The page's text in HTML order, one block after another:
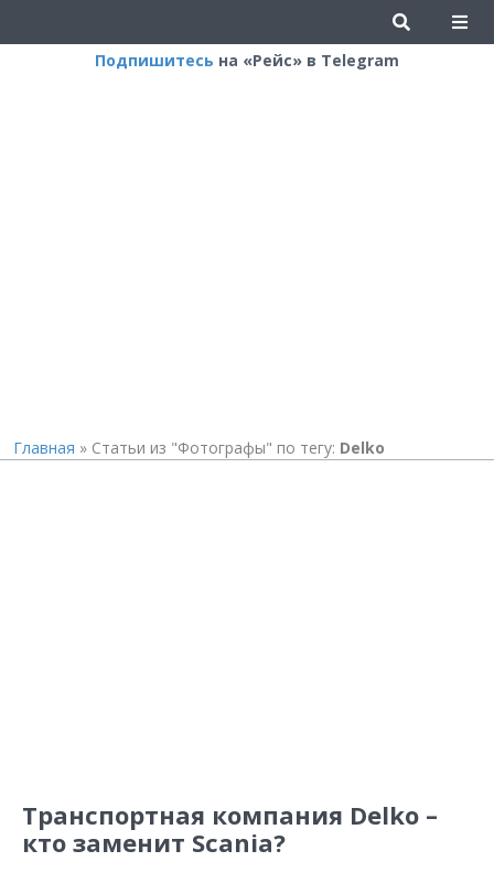
Подпишитесь на «Рейс» в Telegram
Главная » Статьи из "Фотографы" по тегу: Delko
Транспортная компания Delko –
кто заменит Scania?